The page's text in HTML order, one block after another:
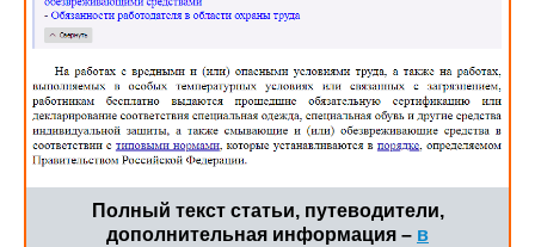
Полный текст статьи, путеводители,
дополнительная информация – в